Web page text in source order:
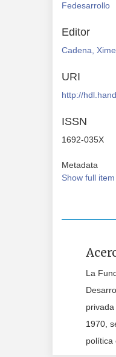
Fedesarrollo
Editor
Cadena,
URI
http://
ISSN
1692-035X
Metadata
Show full
La
1970,
política